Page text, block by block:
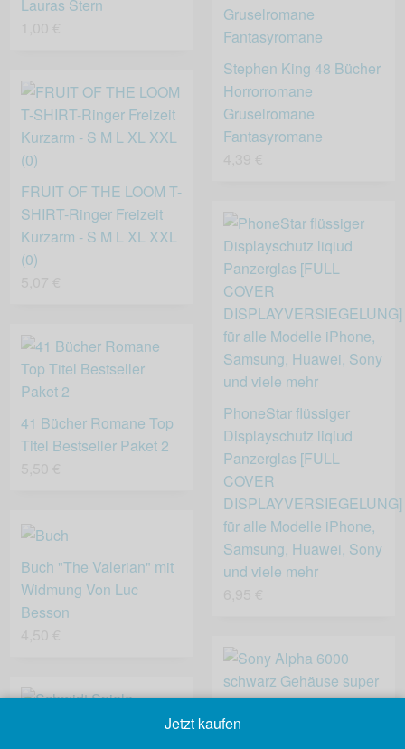
Lauras Stern
Stephen King 48 Bücher
Horrorromane
Gruselromane
Fantasyromane
FRUIT OF THE LOOM T-
SHIRT-Ringer Freizeit
Kurzarm - S M L XL XXL
(0)
PhoneStar flüssiger
Displayschutz liqiud
Panzerglas [FULL
COVER
DISPLAYVERSIEGELUNG]
für alle Modelle iPhone,
Samsung, Huawei, Sony
und viele mehr
41 Bücher Romane Top
Titel Bestseller Paket 2
Buch "The Valerian" mit
Widmung Von Luc
Besson
Sony Alpha 6000
Jetzt kaufen